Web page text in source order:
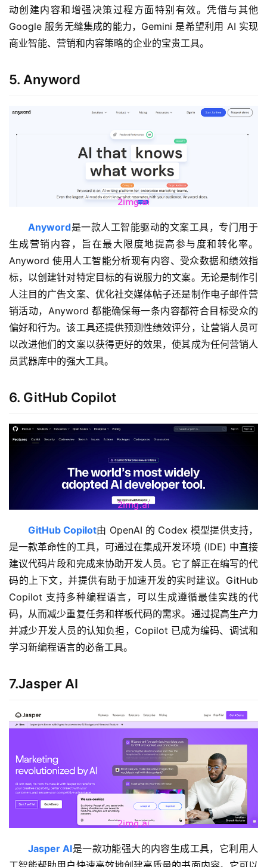
动创建内容和增强决策过程方面特别有效。凭借与其他
Google 服务无缝集成的能力，Gemini 是希望利用 AI 实现
商业智能、营销和内容策略的企业的宝贵工具。
5. Anyword
Anyword是一款人工智能驱动的文案工具，专门用于
生成营销内容，旨在最大限度地提高参与度和转化率。
Anyword 使用人工智能分析现有内容、受众数据和绩效指
标，以创建针对特定目标的有说服力的文案。无论是制作引
人注目的广告文案、优化社交媒体帖子还是制作电子邮件营
销活动，Anyword 都能确保每一条内容都符合目标受众的
偏好和行为。该工具还提供预测性绩效评分，让营销人员可
以改进他们的文案以获得更好的效果，使其成为任何营销人
员武器库中的强大工具。
6. GitHub Copilot
GitHub Copilot由 OpenAI 的 Codex 模型提供支持，
是一款革命性的工具，可通过在集成开发环境 (IDE) 中直接
建议代码片段和完成来协助开发人员。它了解正在编写的代
码的上下文，并提供有助于加速开发的实时建议。GitHub
Copilot 支持多种编程语言，可以生成遵循最佳实践的代
码，从而减少重复任务和样板代码的需求。通过提高生产力
并减少开发人员的认知负担，Copilot 已成为编码、调试和
学习新编程语言的必备工具。
7.Jasper AI
Jasper AI是一款功能强大的内容生成工具，它利用人